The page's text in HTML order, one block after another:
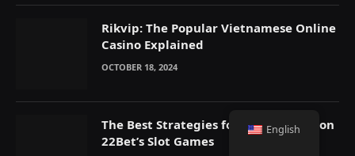
Rikvip: The Popular Vietnamese Online
Casino Explained
OCTOBER 18, 2024
The Best Strategies for Winning Big on
22Bet’s Slot Games
English